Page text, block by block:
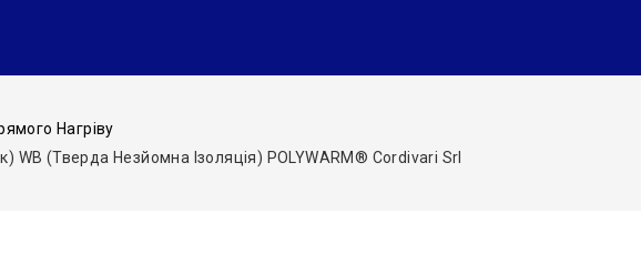
Нагріву
WB (тверда Незйомна Ізоляція) POLYWARM® Cordivari Srl